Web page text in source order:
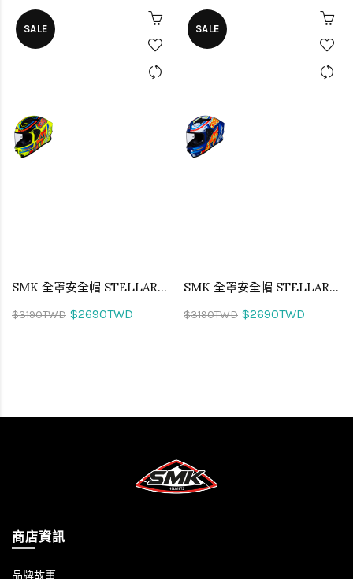
SALE
SMK 全罩安全帽 STELLAR GRAFFITI 破壞者 GL437
$3190TWD $2690TWD
SALE
SMK 全罩安全帽 STELLAR GRAFFITI 破壞者 GL537
$3190TWD $2690TWD
商店資訊
品牌故事